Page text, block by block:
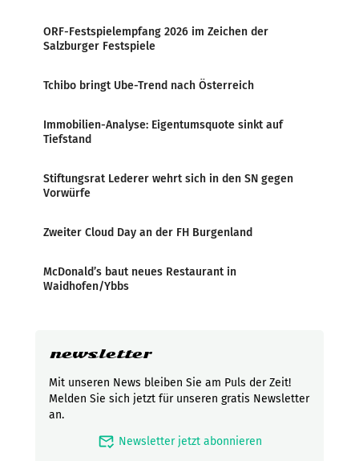
ORF-Festspielempfang 2026 im Zeichen der
Salzburger Festspiele
Tchibo bringt Ube-Trend nach Österreich
Immobilien-Analyse: Eigentumsquote sinkt auf
Tiefstand
Stiftungsrat Lederer wehrt sich in den SN gegen
Vorwürfe
Zweiter Cloud Day an der FH Burgenland
McDonald’s baut neues Restaurant in
Waidhofen/Ybbs
newsletter
Mit unseren News bleiben Sie am Puls der Zeit!
Melden Sie sich jetzt für unseren gratis Newsletter
an.
mark_email_read Newsletter jetzt abonnieren